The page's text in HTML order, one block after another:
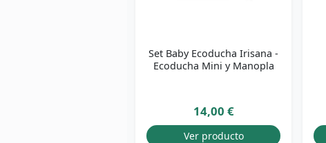
Set Baby Ecoducha Irisana -
Ecoducha Mini y Manopla
14,00 €
Ver producto